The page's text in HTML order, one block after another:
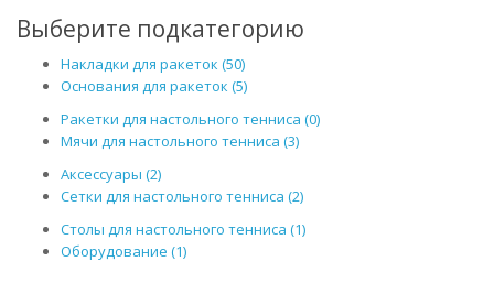
Выберите подкатегорию
Накладки для ракеток (50)
Основания для ракеток (5)
Ракетки для настольного тенниса (0)
Мячи для настольного тенниса (3)
Аксессуары (2)
Сетки для настольного тенниса (2)
Столы для настольного тенниса (1)
Оборудование (1)